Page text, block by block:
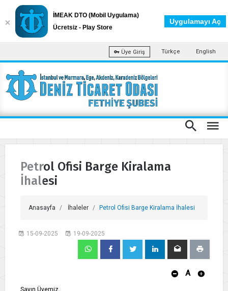
Üye Giriş Türkçe English
Petrol Ofisi Barge Kiralama
İhalesi
Anasayfa İhaleler Petrol Ofisi Barge Kiralama İhalesi
15-09-2025 19-09-2025
A
İMEAK DTO (Mobil Uygulama)
Ücretsiz - Play Store
Uygulamayı Aç